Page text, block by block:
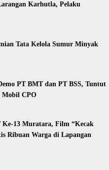
Karhutla, Pelaku
Tata Kelola Sumur Minyak
PT BMT dan PT BSS, Tuntut
Mobil CPO
Ke-13 Muratara, Film “Kecak
Ribuan Warga di Lapangan